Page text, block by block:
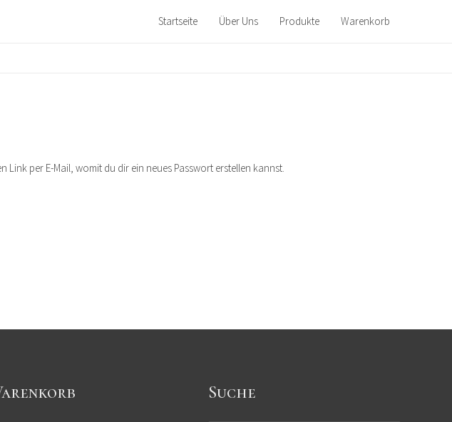
Startseite Über Uns Produkte Warenkorb
per E-Mail, womit du dir ein neues Passwort erstellen kannst.
Suche